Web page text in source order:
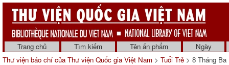
Trang chủ Tìm kiếm Tên ấn phẩm
Ngày
Thư viện báo chí của Thư viện Quốc gia Việt Nam > Tuổi Trẻ > 8 Tháng Ba